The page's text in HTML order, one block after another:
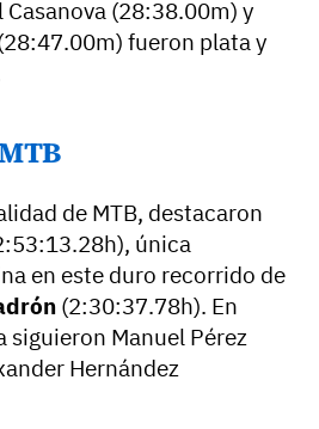
(28:38.00m) y
fueron plata y
de MTB, destacaron
única
en este duro recorrido de
(2:30:37.78h). En
Manuel Pérez
Hernández